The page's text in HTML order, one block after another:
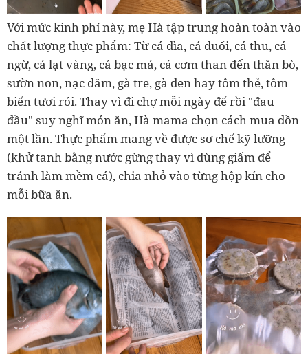
Với mức kinh phí này, mẹ Hà tập trung hoàn toàn vào
chất lượng thực phẩm: Từ cá dìa, cá đuối, cá thu, cá
ngừ, cá lạt vàng, cá bạc má, cá cơm than đến thăn bò,
sườn non, nạc dăm, gà tre, gà đen hay tôm thẻ, tôm
biển tươi rói. Thay vì đi chợ mỗi ngày để rồi "đau
đầu" suy nghĩ món ăn,Hà mama chọn cách mua dồn
một lần. Thực phẩm mang về được sơ chế kỹ lưỡng
(khử tanh bằng nước gừng thay vì dùng giấm để
tránh làm mềm cá), chia nhỏ vào từng hộp kín cho
mỗi bữa ăn.